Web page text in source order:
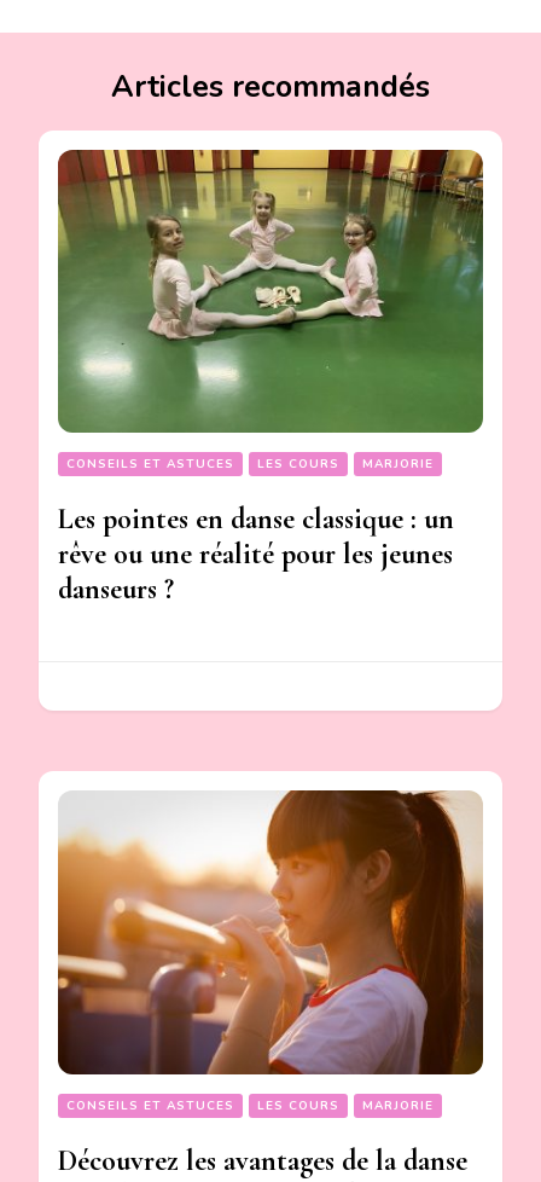
Articles recommandés
CONSEILS ET ASTUCES LES COURS MARJORIE
Les pointes en danse classique : un
rêve ou une réalité pour les jeunes
danseurs ?
CONSEILS ET ASTUCES LES COURS MARJORIE
Découvrez les avantages de la danse